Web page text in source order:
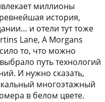
миллионы
история,
и отели тут тоже
Lane, A Morgans
то, что можно
путь технологий
И нужно сказать,
многоэтажный
в белом цвете.